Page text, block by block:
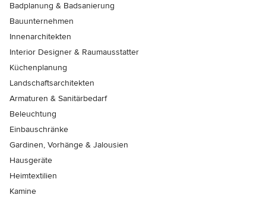
Badplanung & Badsanierung
Bauunternehmen
Innenarchitekten
Interior Designer & Raumausstatter
Küchenplanung
Landschaftsarchitekten
Armaturen & Sanitärbedarf
Beleuchtung
Einbauschränke
Gardinen, Vorhänge & Jalousien
Hausgeräte
Heimtextilien
Kamine